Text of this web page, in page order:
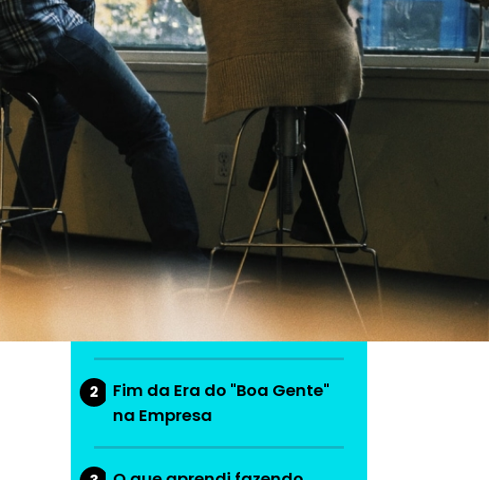
As mais lidas da
semana
1
Do produto ao ecossistema:
como empresas estão
criando vantagem
2
Fim da Era do "Boa Gente"
na Empresa